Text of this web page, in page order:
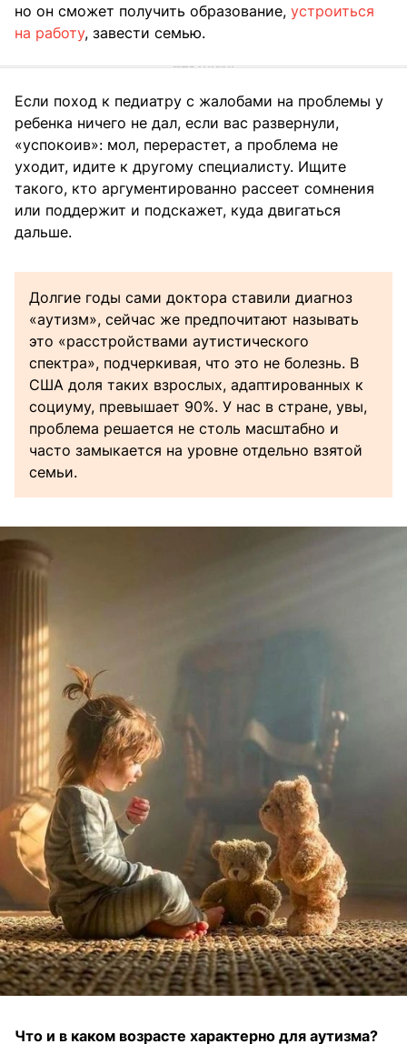
но он сможет получить образование, устроиться
на работу, завести семью.
Если поход к педиатру с жалобами на проблемы у
ребенка ничего не дал, если вас развернули,
«успокоив»: мол, перерастет, а проблема не
уходит, идите к другому специалисту. Ищите
такого, кто аргументированно рассеет сомнения
или поддержит и подскажет, куда двигаться
дальше.
Долгие годы сами доктора ставили диагноз
«аутизм», сейчас же предпочитают называть
это «расстройствами аутистического
спектра», подчеркивая, что это не болезнь. В
США доля таких взрослых, адаптированных к
социуму, превышает 90%. У нас в стране, увы,
проблема решается не столь масштабно и
часто замыкается на уровне отдельно взятой
семьи.
Что и в каком возрасте характерно для аутизма?